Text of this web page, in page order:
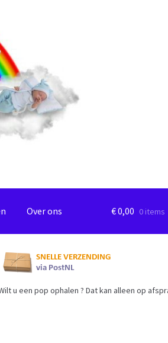
Over ons €0,00 0 items
u een pop ophalen ? Dat kan alleen op